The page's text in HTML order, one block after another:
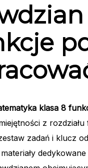
klasa 8
z rozdziału
zadań i klucz